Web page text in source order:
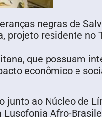
negras de
projeto residente no
que possuam
econômico e
junto ao Núcleo de
Afro-